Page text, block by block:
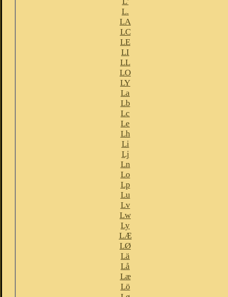
L.
LA
LC
LE
LI
LL
LO
LY
La
Lb
Lc
Le
Lh
Li
Lj
Ln
Lo
Lp
Lu
Lv
Lw
Ly
LÆ
LØ
Lä
Lå
Læ
Lö